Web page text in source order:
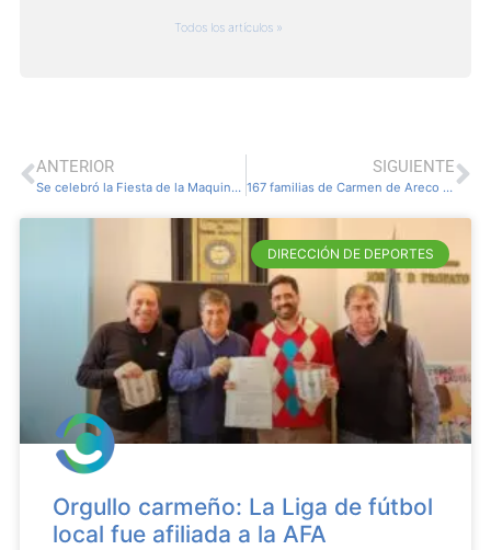
Todos los artículos »
ANTERIOR
Se celebró la Fiesta de la Maquinaria Agrícola en Tres Sargentos.
SIGUIENTE
167 familias de Carmen de Areco recibieron sus escrituras tras más de 20 años de espera
DIRECCIÓN DE DEPORTES
Orgullo carmeño: La Liga de fútbol
local fue afiliada a la AFA